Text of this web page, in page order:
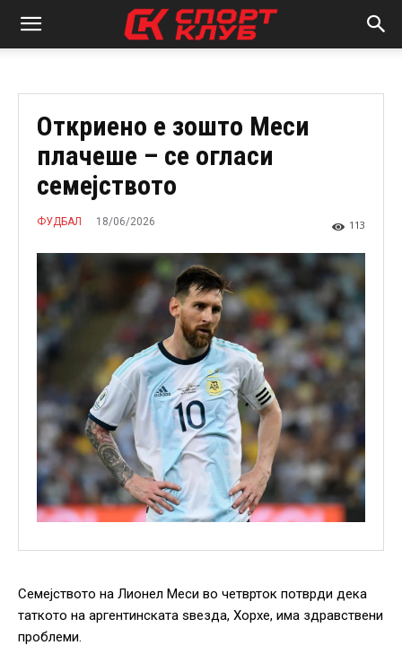
Откриено e зошто Меси
плачеше – се огласи
семејството
ФУДБАЛ 18/06/2026 113
Семејството на Лионел Меси во четврток потврди дека
таткото на аргентинската ѕвезда, Хорхе, има здравствени
проблеми.